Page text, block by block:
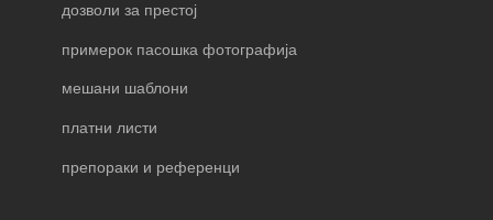
дозволи за престој
примерок пасошка фотографија
мешани шаблони
платни листи
препораки и референци